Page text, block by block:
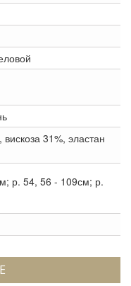
31%, эластан
р. 54, 56 - 109см; р.